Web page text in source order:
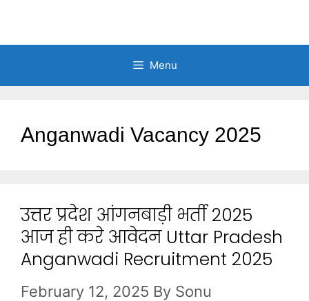
Menu
Anganwadi Vacancy 2025
उत्तर प्रदेश आंगनबाड़ी भर्ती 2025
आज ही करे आवेदन Uttar Pradesh
Anganwadi Recruitment 2025
February 12, 2025 By Sonu